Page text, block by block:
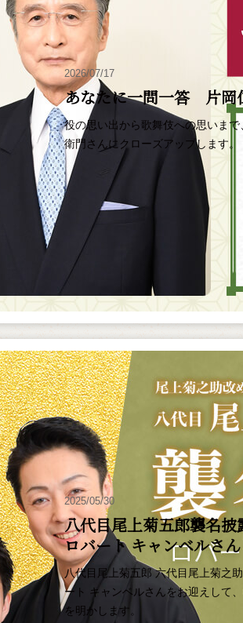
2026/07/17
あなたに一問一答 片岡
役の思い出から歌舞伎への思いま
衛門さんにクローズアップします。
2025/05/30
八代目尾上菊五郎襲名披
ロバート キャンベルさ
八代目尾上菊五郎 六代目尾上菊之
ート キャンベルさんをお迎えして
を明かします。